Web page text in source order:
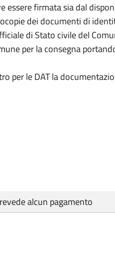
essere firmata sia dal
dei documenti di
di Stato civile del
per la consegna
per le DAT la
alcun pagamento